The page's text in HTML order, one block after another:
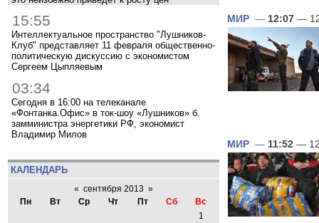
15:55
Интеллектуальное пространство "Лушников-
Клуб" представляет 11 февраля общественно-
политическую дискуссию с экономистом
Сергеем Цыпляевым
03:34
Сегодня в 16:00 на телеканале
«Фонтанка.Офис» в ток-шоу «Лушников» б.
замминистра энергетики РФ, экономист
Владимир Милов
КАЛЕНДАРЬ
« сентября 2013 »
Пн
Вт Ср Чт Пт Сб
Вс
1
МИР — 12:07 —
МИР — 11:52 —